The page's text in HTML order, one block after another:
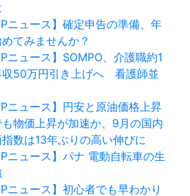
ニュース】確定申告の準備、年
てみませんか？
ニュース】SOMPO、介護職約1
収50万円引き上げへ 看護師並
ニュース】円安と原油価格上昇
物価上昇が加速か、9月の国内
数は13年ぶりの高い伸びに
ニュース】パナ 電動自転車の生
ニュース】初心者でも早わかり